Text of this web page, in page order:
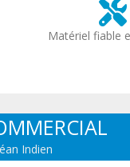
Matériel fiable
Indien